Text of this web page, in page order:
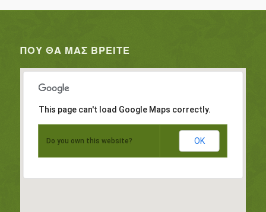
ΠΟΥ ΘΑ ΜΑΣ ΒΡΕΊΤΕ
This page can't load Google Maps correctly.
Do you own this website? OK